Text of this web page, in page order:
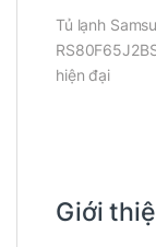
Tủ lạnh
hiện đại
Giới